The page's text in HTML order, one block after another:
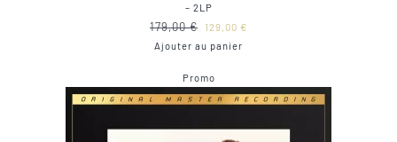
– 2LP
179,00€
Le
prix
était :
179,00 €.
129,00 €
129,00 €.
Ajouter au panier
PromoProduit
en